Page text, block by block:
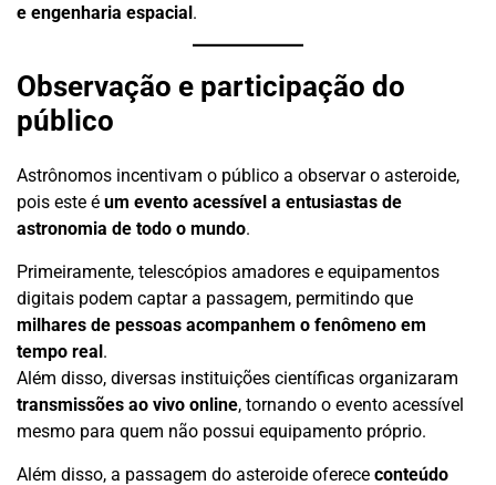
e engenharia espacial.
Observação e participação do
público
Astrônomos incentivam o público a observar o asteroide,
pois este é um evento acessível a entusiastas de
astronomia de todo o mundo.
Primeiramente, telescópios amadores e equipamentos
digitais podem captar a passagem, permitindo que
milhares de pessoas acompanhem o fenômeno em
tempo real.
Além disso, diversas instituições científicas organizaram
transmissões ao vivo online, tornando o evento acessível
mesmo para quem não possui equipamento próprio.
Além disso, a passagem do asteroide oferece conteúdo